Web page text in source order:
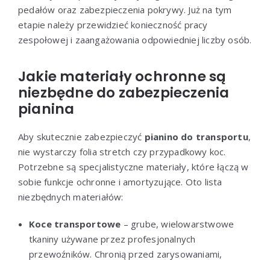
pedałów oraz zabezpieczenia pokrywy. Już na tym
etapie należy przewidzieć konieczność pracy
zespołowej i zaangażowania odpowiedniej liczby osób.
Jakie materiały ochronne są
niezbędne do zabezpieczenia
pianina
Aby skutecznie zabezpieczyć pianino do transportu,
nie wystarczy folia stretch czy przypadkowy koc.
Potrzebne są specjalistyczne materiały, które łączą w
sobie funkcje ochronne i amortyzujące. Oto lista
niezbędnych materiałów:
Koce transportowe – grube, wielowarstwowe
tkaniny używane przez profesjonalnych
przewoźników. Chronią przed zarysowaniami,